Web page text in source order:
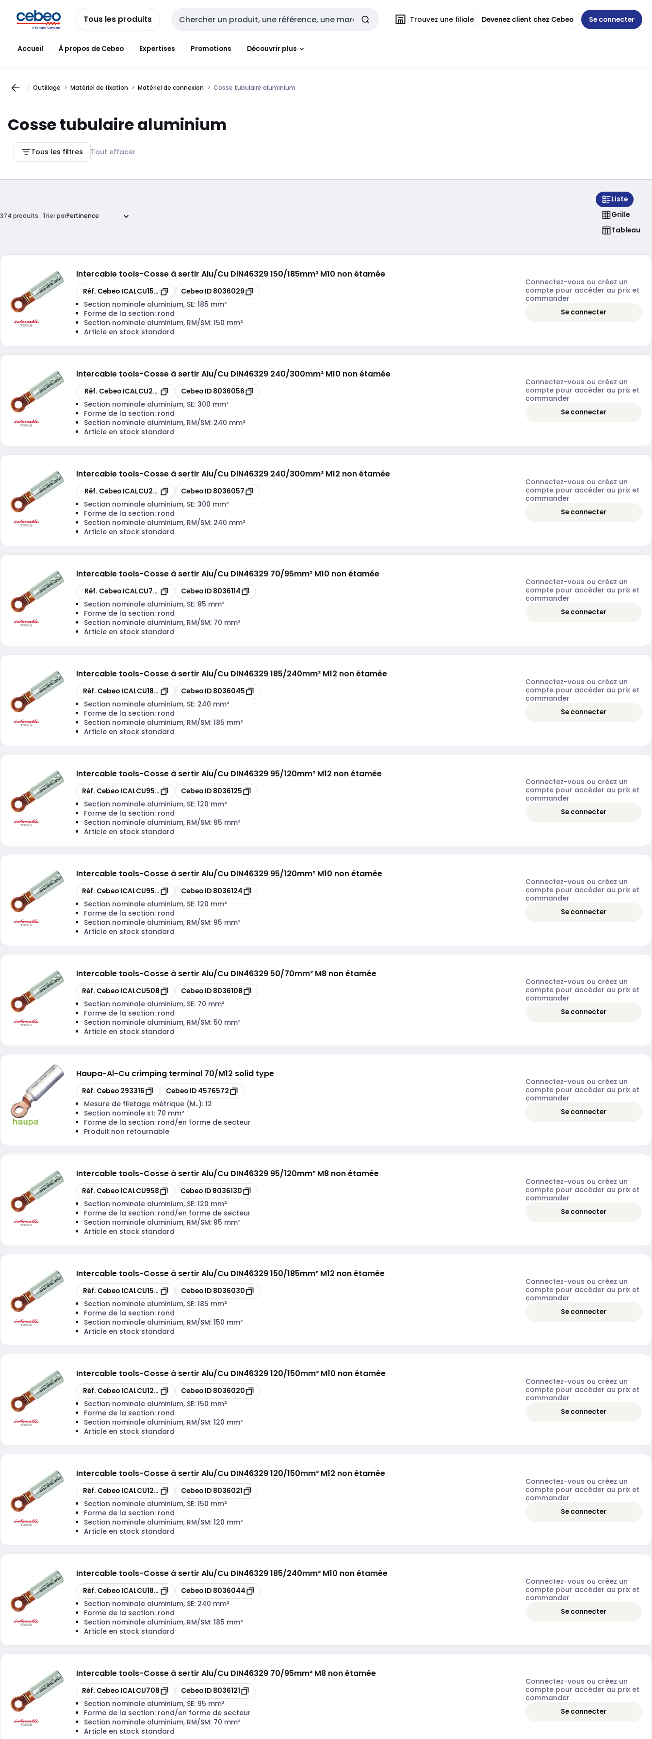
navigationau
contenu
Tous les produits Entrée de recherche Trouvez une filiale Devenez client chez Cebeo Se connecter
Accueil À propos de Cebeo Expertises Promotions Découvrir plus
Outillage Matériel de fixation Matériel de connexion Cosse tubulaire aluminium
Cosse tubulaire aluminium
Tous les filtres Tout effacer
374 produits Trier par
Liste
Grille
Tableau
Intercable tools-Cosse à sertir Alu/Cu DIN46329 150/185mm² M10 non étamée
Copier
Réf. Cebeo ICALCU15010 Copier
Cebeo ID 8036029
Section nominale aluminium, SE: 185 mm²
Forme de la section: rond
Section nominale aluminium, RM/SM: 150 mm²
Article en stock standard
Connectez-vous ou créez un
compte pour accéder au prix et
commander
Se connecter
Intercable tools-Cosse à sertir Alu/Cu DIN46329 240/300mm² M10 non étamée
CopierRéf. Cebeo ICALCU24010 Copier
Cebeo ID 8036056
Section nominale aluminium, SE: 300 mm²
Forme de la section: rond
Section nominale aluminium, RM/SM: 240 mm²
Article en stock standard
Connectez-vous ou créez un
compte pour accéder au prix et
commander
Se connecter
Intercable tools-Cosse à sertir Alu/Cu DIN46329 240/300mm² M12 non étamée
CopierRéf. Cebeo ICALCU24012 Copier
Cebeo ID 8036057
Section nominale aluminium, SE: 300 mm²
Forme de la section: rond
Section nominale aluminium, RM/SM: 240 mm²
Article en stock standard
Connectez-vous ou créez un
compte pour accéder au prix et
commander
Se connecter
Intercable tools-Cosse à sertir Alu/Cu DIN46329 70/95mm² M10 non étamée
CopierRéf. Cebeo ICALCU7010 Copier
Cebeo ID 8036114
Section nominale aluminium, SE: 95 mm²
Forme de la section: rond
Section nominale aluminium, RM/SM: 70 mm²
Article en stock standard
Connectez-vous ou créez un
compte pour accéder au prix et
commander
Se connecter
Intercable tools-Cosse à sertir Alu/Cu DIN46329 185/240mm² M12 non étamée
Copier
Réf. Cebeo ICALCU18512 Copier
Cebeo ID 8036045
Section nominale aluminium, SE: 240 mm²
Forme de la section: rond
Section nominale aluminium, RM/SM: 185 mm²
Article en stock standard
Connectez-vous ou créez un
compte pour accéder au prix et
commander
Se connecter
Intercable tools-Cosse à sertir Alu/Cu DIN46329 95/120mm² M12 non étamée
Copier
Réf. Cebeo ICALCU9512 Copier
Cebeo ID 8036125
Section nominale aluminium, SE: 120 mm²
Forme de la section: rond
Section nominale aluminium, RM/SM: 95 mm²
Article en stock standard
Connectez-vous ou créez un
compte pour accéder au prix et
commander
Se connecter
Intercable tools-Cosse à sertir Alu/Cu DIN46329 95/120mm² M10 non étamée
Copier
Réf. Cebeo ICALCU9510 Copier
Cebeo ID 8036124
Section nominale aluminium, SE: 120 mm²
Forme de la section: rond
Section nominale aluminium, RM/SM: 95 mm²
Article en stock standard
Connectez-vous ou créez un
compte pour accéder au prix et
commander
Se connecter
Intercable tools-Cosse à sertir Alu/Cu DIN46329 50/70mm² M8 non étamée
Copier
Réf. Cebeo ICALCU508 Copier
Cebeo ID 8036108
Section nominale aluminium, SE: 70 mm²
Forme de la section: rond
Section nominale aluminium, RM/SM: 50 mm²
Article en stock standard
Connectez-vous ou créez un
compte pour accéder au prix et
commander
Se connecter
Haupa-Al-Cu crimping terminal 70/M12 solid type
Copier
Réf. Cebeo 293316 Copier
Cebeo ID 4576572
Mesure de filetage métrique (M..): 12
Section nominale st: 70 mm²
Forme de la section: rond/en forme de secteur
Produit non retournable
Connectez-vous ou créez un
compte pour accéder au prix et
commander
Se connecter
Intercable tools-Cosse à sertir Alu/Cu DIN46329 95/120mm² M8 non étamée
Copier
Réf. Cebeo ICALCU958 Copier
Cebeo ID 8036130
Section nominale aluminium, SE: 120 mm²
Forme de la section: rond/en forme de secteur
Section nominale aluminium, RM/SM: 95 mm²
Article en stock standard
Connectez-vous ou créez un
compte pour accéder au prix et
commander
Se connecter
Intercable tools-Cosse à sertir Alu/Cu DIN46329 150/185mm² M12 non étamée
Copier
Réf. Cebeo ICALCU15012 Copier
Cebeo ID 8036030
Section nominale aluminium, SE: 185 mm²
Forme de la section: rond
Section nominale aluminium, RM/SM: 150 mm²
Article en stock standard
Connectez-vous ou créez un
compte pour accéder au prix et
commander
Se connecter
Intercable tools-Cosse à sertir Alu/Cu DIN46329 120/150mm² M10 non étamée
Copier
Réf. Cebeo ICALCU12010 Copier
Cebeo ID 8036020
Section nominale aluminium, SE: 150 mm²
Forme de la section: rond
Section nominale aluminium, RM/SM: 120 mm²
Article en stock standard
Connectez-vous ou créez un
compte pour accéder au prix et
commander
Se connecter
Intercable tools-Cosse à sertir Alu/Cu DIN46329 120/150mm² M12 non étamée
Copier
Réf. Cebeo ICALCU12012 Copier
Cebeo ID 8036021
Section nominale aluminium, SE: 150 mm²
Forme de la section: rond
Section nominale aluminium, RM/SM: 120 mm²
Article en stock standard
Connectez-vous ou créez un
compte pour accéder au prix et
commander
Se connecter
Intercable tools-Cosse à sertir Alu/Cu DIN46329 185/240mm² M10 non étamée
Copier
Réf. Cebeo ICALCU18510 Copier
Cebeo ID 8036044
Section nominale aluminium, SE: 240 mm²
Forme de la section: rond
Section nominale aluminium, RM/SM: 185 mm²
Article en stock standard
Connectez-vous ou créez un
compte pour accéder au prix et
commander
Se connecter
Intercable tools-Cosse à sertir Alu/Cu DIN46329 70/95mm² M8 non étamée
Copier
Réf. Cebeo ICALCU708 Copier
Cebeo ID 8036121
Section nominale aluminium, SE: 95 mm²
Forme de la section: rond/en forme de secteur
Section nominale aluminium, RM/SM: 70 mm²
Article en stock standard
Connectez-vous ou créez un
compte pour accéder au prix et
commander
Se connecter